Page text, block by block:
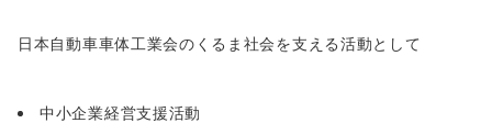
日本自動車車体工業会のくるま社会を支える活動として
中小企業経営支援活動